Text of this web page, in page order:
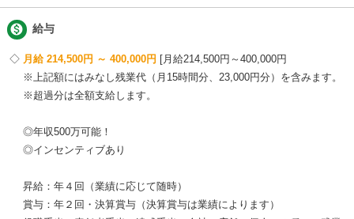
 給与
月給 214,500円 ～ 400,000円
月給214,500円～400,000円
※上記額にはみなし残業代（月15時間分、23,000円分）を含みます。
※超過分は全額支給します。
◎年収500万可能！
◎インセンティブあり
昇給：年４回（業績に応じて随時）
賞与：年２回・決算賞与（決算賞与は業績によります）